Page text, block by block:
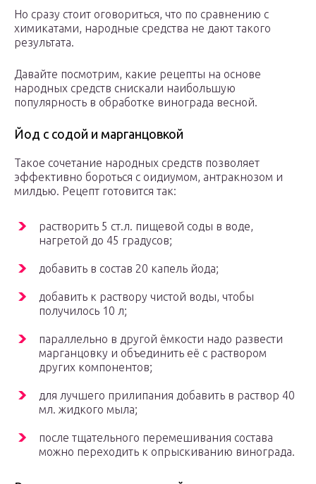
Но сразу стоит оговориться, что по сравнению с
химикатами, народные средства не дают такого
результата.
Давайте посмотрим, какие рецепты на основе
народных средств снискали наибольшую
популярность в обработке винограда весной.
Йод с содой и марганцовкой
Такое сочетание народных средств позволяет
эффективно бороться с оидиумом, антракнозом и
милдью. Рецепт готовится так:
растворить 5 ст.л. пищевой соды в воде,
нагретой до 45 градусов;
добавить в состав 20 капель йода;
добавить к раствору чистой воды, чтобы
получилось 10 л;
параллельно в другой ёмкости надо развести
марганцовку и объединить её с раствором
других компонентов;
для лучшего прилипания добавить в раствор 40
мл. жидкого мыла;
после тщательного перемешивания состава
можно переходить к опрыскиванию винограда.